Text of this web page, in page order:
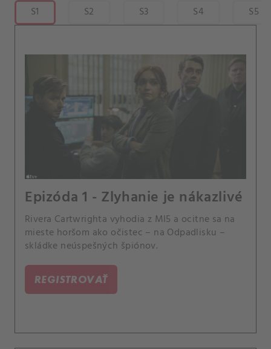
S1 S2 S3 S4 S5
Epizóda 1 - Zlyhanie je nákazlivé
Rivera Cartwrighta vyhodia z MI5 a ocitne sa na
mieste horšom ako očistec – na Odpadlisku –
skládke neúspešných špiónov.
REGISTROVAŤ